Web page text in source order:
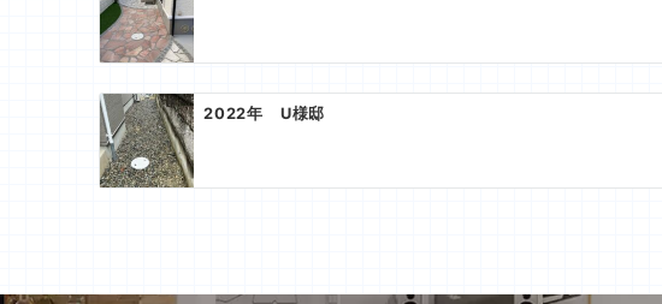
シ
ョ
ン
2022年 U様邸